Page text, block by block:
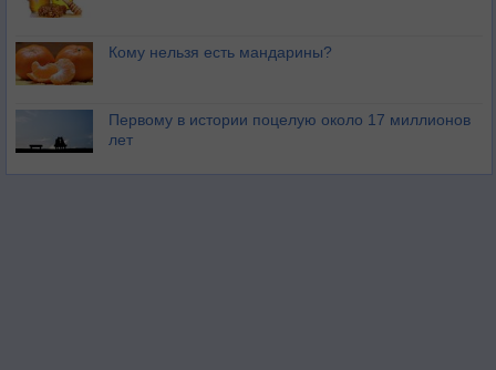
Кому нельзя есть мандарины?
Первому в истории поцелую около 17 миллионов
лет